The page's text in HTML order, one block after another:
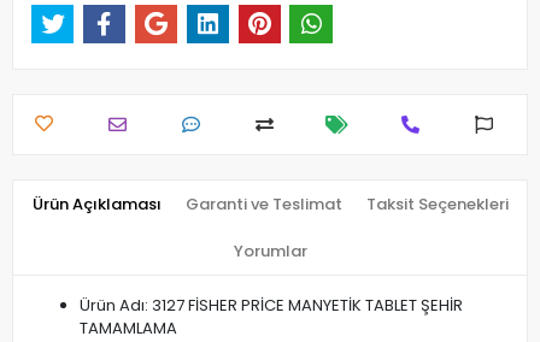
Ürün Açıklaması Garanti ve Teslimat Taksit Seçenekleri
Yorumlar
Ürün Adı: 3127 FİSHER PRİCE MANYETİK TABLET ŞEHİR
TAMAMLAMA